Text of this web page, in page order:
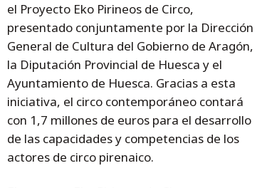
el Proyecto Eko Pirineos de Circo,
presentado conjuntamente por la Dirección
General de Cultura del Gobierno de Aragón,
la Diputación Provincial de Huesca y el
Ayuntamiento de Huesca. Gracias a esta
iniciativa, el circo contemporáneo contará
con 1,7 millones de euros para el desarrollo
de las capacidades y competencias de los
actores de circo pirenaico.